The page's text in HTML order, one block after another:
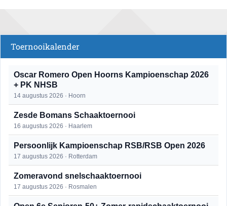
Toernooikalender
Oscar Romero Open Hoorns Kampioenschap 2026
+ PK NHSB
14 augustus 2026 · Hoorn
Zesde Bomans Schaaktoernooi
16 augustus 2026 · Haarlem
Persoonlijk Kampioenschap RSB/RSB Open 2026
17 augustus 2026 · Rotterdam
Zomeravond snelschaaktoernooi
17 augustus 2026 · Rosmalen